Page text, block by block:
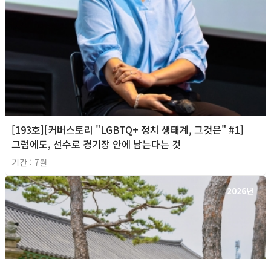
[193호][커버스토리 "LGBTQ+ 정치 생태계, 그것은" #1]
그럼에도, 선수로 경기장 안에 남는다는 것
기간 : 7월
2026년